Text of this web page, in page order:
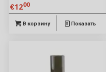
€1200
В корзину Показать